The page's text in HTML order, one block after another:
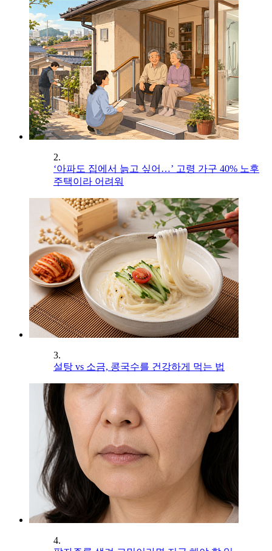
2.
‘아파도 집에서 늙고 싶어…’ 고령 가구 40% 노후
주택이라 어려워
3.
설탕 vs 소금, 콩국수를 건강하게 먹는 법
4.